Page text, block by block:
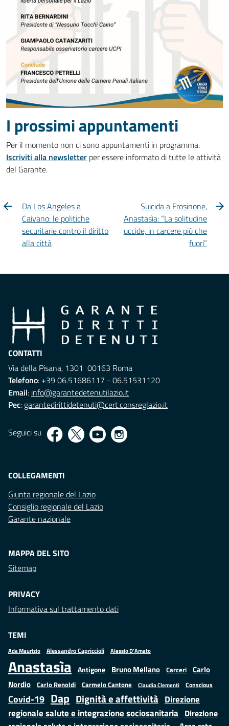
I prossimi appuntamenti
Per il momento non ci sono appuntamenti in programma.
Iscriviti alla newsletter per essere informato di tutte le attività
del Garante.
Da Los Angeles a
Caivano: le politiche
securitarie contro il diritto
alla città
Suicida a Frosinone,
Anastasìa: “La solitudine
uccide, in carcere più che
fuori”
CONTATTI
Via della Pisana, 1301 00163 Roma
Telefono: +39 06.51686117 - 06.51531120
Email: info@garantedetenutilazio.it
Pec: garantedirittidetenuti@cert.consreglazio.it
Seguici su
COLLEGAMENTI
Giunta regionale del Lazio
Consiglio regionale del Lazio
Garante nazionale
MAPPA DEL SITO
Sitemap
PRIVACY
Informativa sul trattamento dati
TEMI
Ada Maurizio Alessandro Capriccioli Alessio D'Amato
Anastasìa Antigone Bruno Mellano Carceri
Carlo
Nordio Carlo Renoldi Carmelo Cantone Claudia Clementi Conscious
Covid-19 Dap Dignità e affettività Direzione
regionale salute e integrazione sociosanitaria Direzione